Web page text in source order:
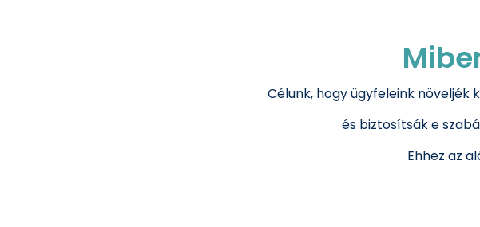
Célunk, hogy ügyfeleink
és biztosítsák e
Ehhez az